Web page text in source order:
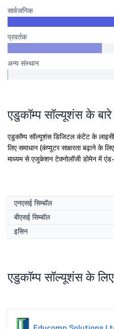
सार्वजनिक
प्रवर्तक
अन्य संस्थान
एडुकॉम्प सॉल्यूशंस के
एडुकॉम्प सॉल्यूशंस डिजिटल कंटेंट के
लिए समाधान (कंप्यूटर साक्षरता बढ़ाने के
माध्यम से एजुकेशन टेक्नोलॉजी डोमेन में
एनएसई सिम्बॉल
बीएसई सिम्बॉल
इसिन
एडुकॉम्प सॉल्यूशंस के